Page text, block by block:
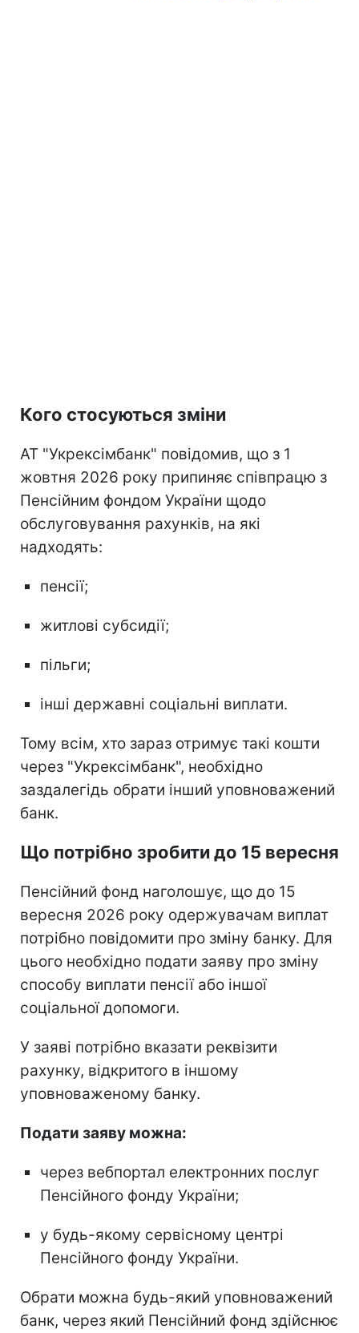
Кого стосуються зміни
АТ "Укрексімбанк" повідомив, що з 1
жовтня 2026 року припиняє співпрацю з
Пенсійним фондом України щодо
обслуговування рахунків, на які
надходять:
пенсії;
житлові субсидії;
пільги;
інші державні соціальні виплати.
Тому всім, хто зараз отримує такі кошти
через "Укрексімбанк", необхідно
заздалегідь обрати інший уповноважений
банк.
Що потрібно зробити до 15 вересня
Пенсійний фонд наголошує, що до 15
вересня 2026 року одержувачам виплат
потрібно повідомити про зміну банку. Для
цього необхідно подати заяву про зміну
способу виплати пенсії або іншої
соціальної допомоги.
У заяві потрібно вказати реквізити
рахунку, відкритого в іншому
уповноваженому банку.
Подати заяву можна:
через вебпортал електронних послуг
Пенсійного фонду України;
у будь-якому сервісному центрі
Пенсійного фонду України.
Обрати можна будь-який уповноважений
банк, через який Пенсійний фонд здійснює